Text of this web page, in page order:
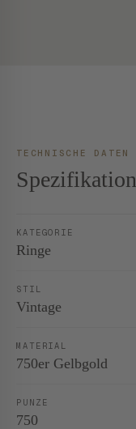
TECHNISCHE DATEN
Spezifikation
KATEGORIE
Ringe
STIL
Vintage
MATERIAL
750er Gelbgold
PUNZE
750